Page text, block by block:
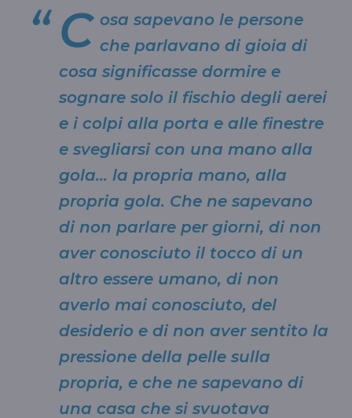
C osa sapevano le persone
che parlavano di gioia di
cosa significasse dormire e
sognare solo il fischio degli aerei
e i colpi alla porta e alle finestre
e svegliarsi con una mano alla
gola… la propria mano, alla
propria gola. Che ne sapevano
di non parlare per giorni, di non
aver conosciuto il tocco di un
altro essere umano, di non
averlo mai conosciuto, del
desiderio e di non aver sentito la
pressione della pelle sulla
propria, e che ne sapevano di
una casa che si svuotava